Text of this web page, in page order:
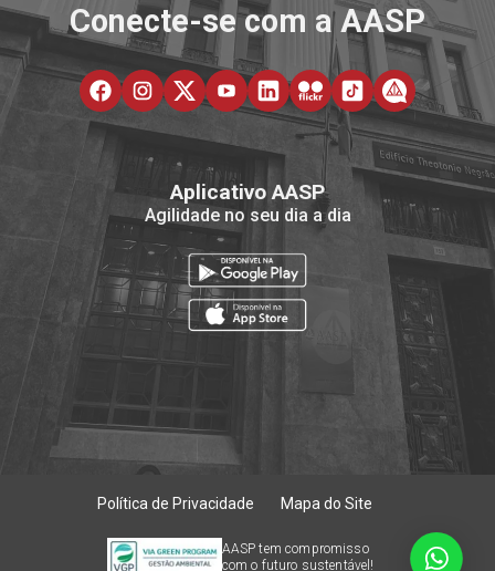
Conecte-se com a AASP
Aplicativo AASP
Agilidade no seu dia a dia
Política de Privacidade Mapa do Site
AASP tem compromisso
com o futuro sustentável!